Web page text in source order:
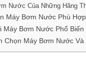
Nước Của Những Hãng
Máy Bơm Nước Phù
Máy Bơm Nước Phổ
Chọn Máy Bơm Nước Và